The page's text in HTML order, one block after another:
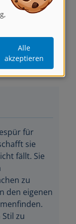
für
sie
fällt. Sie
zu
den eigenen
zu
akzeptieren